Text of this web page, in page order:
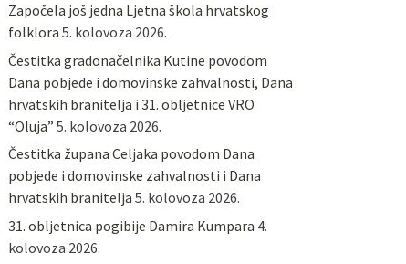
Započela još jedna Ljetna škola hrvatskog
folklora 5. kolovoza 2026.
Čestitka gradonačelnika Kutine povodom
Dana pobjede i domovinske zahvalnosti, Dana
hrvatskih branitelja i 31. obljetnice VRO
“Oluja” 5. kolovoza 2026.
Čestitka župana Celjaka povodom Dana
pobjede i domovinske zahvalnosti i Dana
hrvatskih branitelja 5. kolovoza 2026.
31. obljetnica pogibije Damira Kumpara 4.
kolovoza 2026.